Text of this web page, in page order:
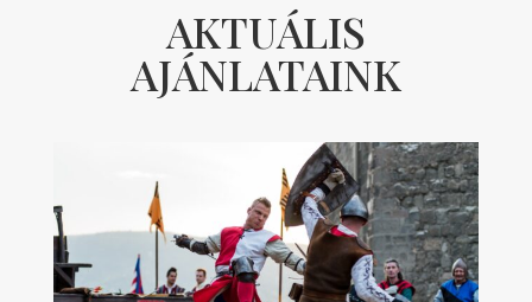
AKTUÁLIS
AJÁNLATAINK